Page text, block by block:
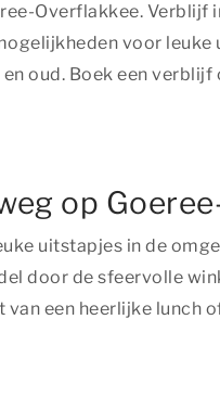
Overflakkee.
voor
oud. Boek een
op
uitstapjes in de
door de sfeervolle
een heerlijke lunch